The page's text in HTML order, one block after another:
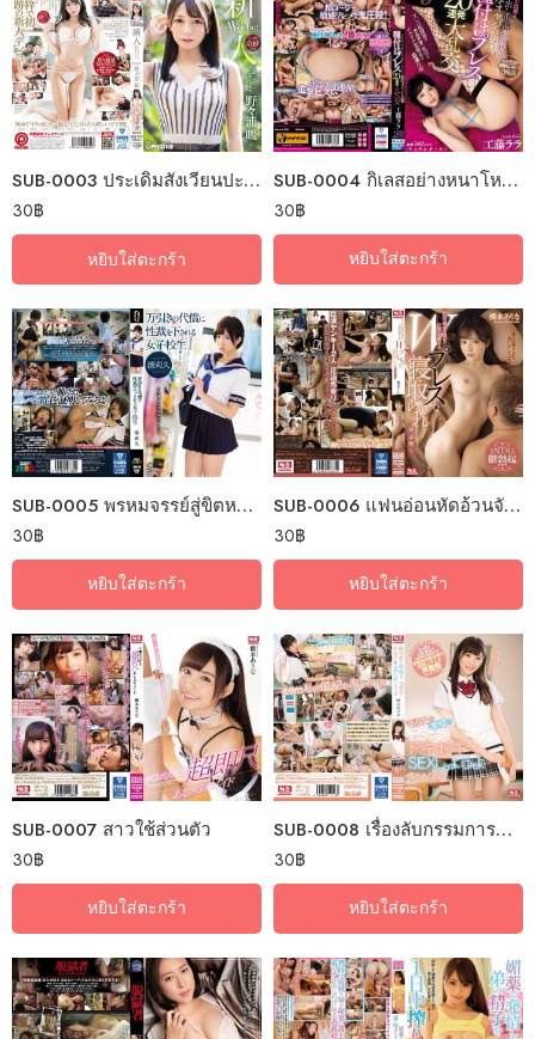
SUB-0003 ประเดิมสังเวียนปะทะเซียนเสมอหู
30฿
หยิบใส่ตะกร้า
SUB-0004 กิเลสอย่างหนาโหยหาแกงแบง
30฿
หยิบใส่ตะกร้า
SUB-0005 พรหมจรรย์สู่ขิตหนูผิดไปแล้ว
30฿
หยิบใส่ตะกร้า
SUB-0006 แฟนอ่อนหัดอ้วนจัดคูณสอ
30฿
หยิบใส่ตะกร้า
SUB-0007 สาวใช้ส่วนตัว
30฿
หยิบใส่ตะกร้า
SUB-0008 เรื่องลับกรรมการนักเรียน
30฿
หยิบใส่ตะกร้า